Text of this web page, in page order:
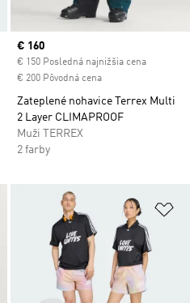
Current price
€ 160
€ 150 Posledná najnižšia cena
€ 200 Pôvodná cena
Zateplené nohavice Terrex Multi
2 Layer CLIMAPROOF
Muži TERREX
2 farby
Pridať do zoznamu želaných